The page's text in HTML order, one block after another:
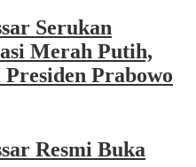
Serukan
Merah Putih,
Prabowo
Resmi Buka